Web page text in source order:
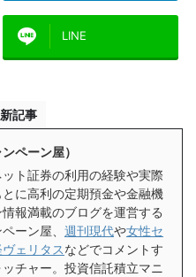
LINE
記事
ペーン屋）
ト証券の利用の経験や実際
に高利の定期預金や金融機
報満載のブログを運営する
ーン屋、 週刊現代や女性セ
ヴェリタスなどでコメントす
チャー。投資信託積立マニ